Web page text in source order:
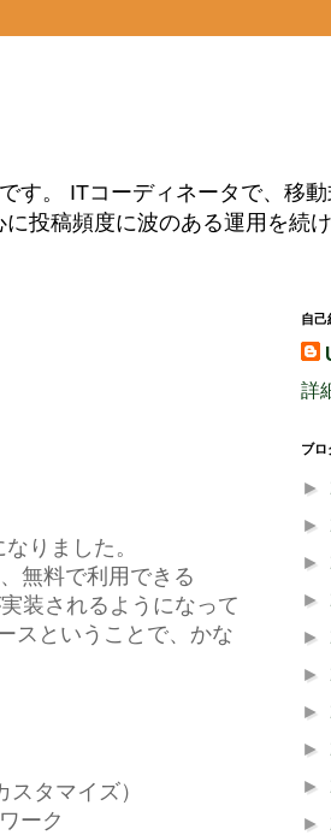
。 ITコーディネータで、移動
投稿頻度に波のある運用を続け
りました。
無料で利用できる
装されるようになって
スということで、かな
タマイズ）
ーク
自己
詳
ブロ
►
►
►
►
►
►
►
►
►
►